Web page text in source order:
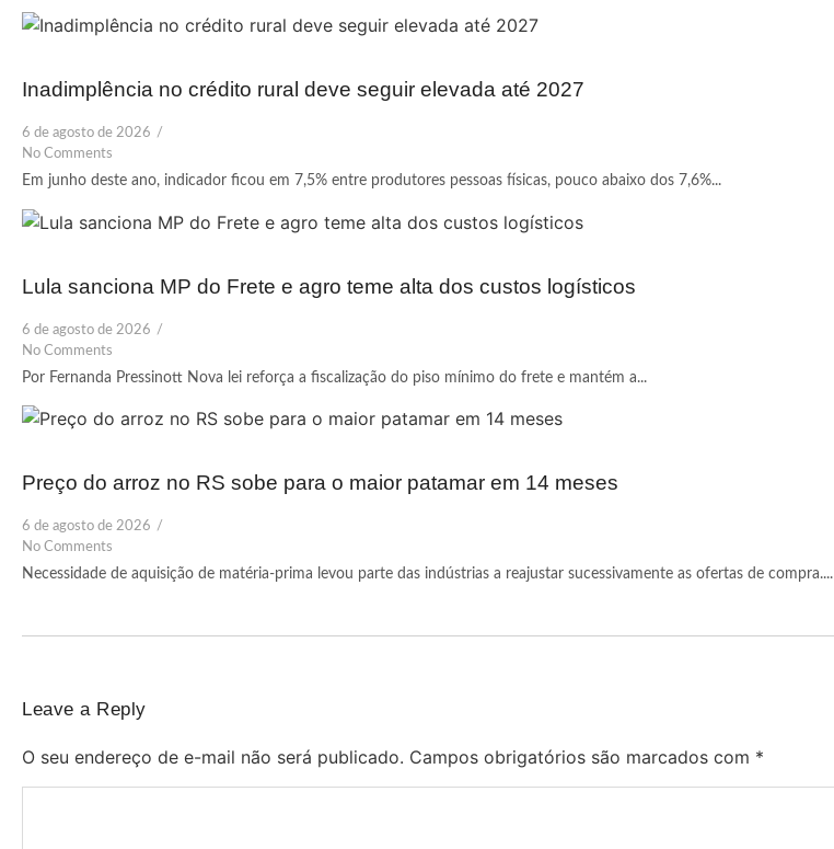
Inadimplência no crédito rural deve seguir elevada até 2027
6 de agosto de 2026 /
No Comments
Em junho deste ano, indicador ficou em 7,5% entre produtores pessoas físicas, pouco abaixo dos 7,6%...
Lula sanciona MP do Frete e agro teme alta dos custos logísticos
6 de agosto de 2026 /
No Comments
Por Fernanda Pressinott Nova lei reforça a fiscalização do piso mínimo do frete e mantém a...
Preço do arroz no RS sobe para o maior patamar em 14 meses
6 de agosto de 2026 /
No Comments
Necessidade de aquisição de matéria-prima levou parte das indústrias a reajustar sucessivamente as ofertas de compra....
Leave a Reply
O seu endereço de e-mail não será publicado. Campos obrigatórios são marcados com *